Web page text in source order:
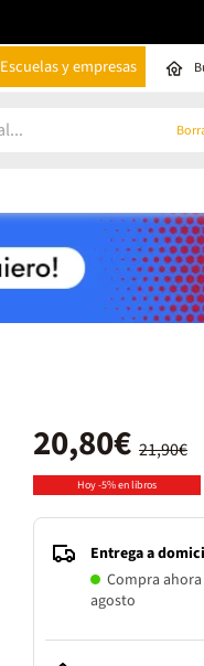
Escuelas y empresas
21,90€
20,80€
Hoy -5% en libros
Entrega a
Compra
agosto